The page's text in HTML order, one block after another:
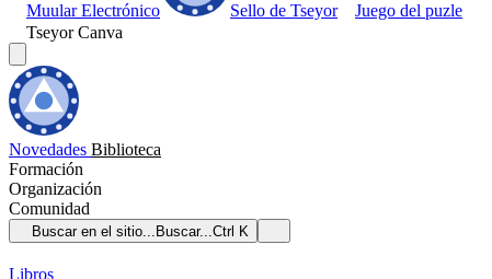
Muular Electrónico Sello de Tseyor
Juego del puzle
Tseyor Canva
Novedades Biblioteca
Formación
Organización
Comunidad
Buscar en el sitio... Buscar...Ctrl K
Libros